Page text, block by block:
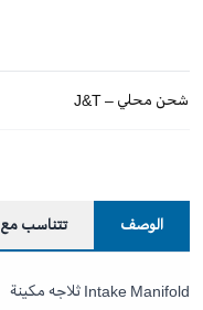
شحن محلي – J&T
الوصف تتناسب مع
Intake Manifold ثلاجه مكينة